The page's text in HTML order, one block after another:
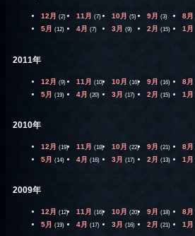
12月 (2) 11月 (7) 10月 (5) 9月 (3) 8月
5月 (12) 4月 (7) 3月 (9) 2月 (15) 1月
2011年
12月 (9) 11月 (10) 10月 (16) 9月 (16) 8月
5月 (19) 4月 (20) 3月 (17) 2月 (15) 1月
2010年
12月 (19) 11月 (18) 10月 (22) 9月 (21) 8月
5月 (14) 4月 (16) 3月 (17) 2月 (13) 1月
2009年
12月 (12) 11月 (16) 10月 (20) 9月 (18) 8月
5月 (19) 4月 (17) 3月 (16) 2月 (21) 1月